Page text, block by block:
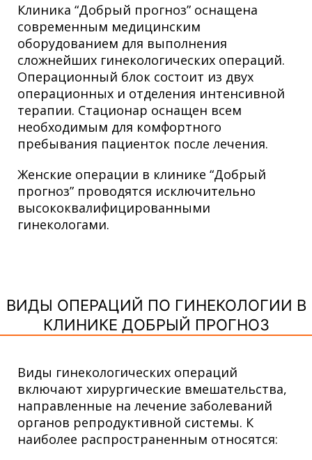
Клиника “Добрый прогноз” оснащена
современным медицинским
оборудованием для выполнения
сложнейших гинекологических операций.
Операционный блок состоит из двух
операционных и отделения интенсивной
терапии. Стационар оснащен всем
необходимым для комфортного
пребывания пациенток после лечения.
Женские операции в клинике “Добрый
прогноз” проводятся исключительно
высококвалифицированными
гинекологами.
ВИДЫ ОПЕРАЦИЙ ПО ГИНЕКОЛОГИИ В
КЛИНИКЕ ДОБРЫЙ ПРОГНОЗ
Виды гинекологических операций
включают хирургические вмешательства,
направленные на лечение заболеваний
органов репродуктивной системы. К
наиболее распространенным относятся: